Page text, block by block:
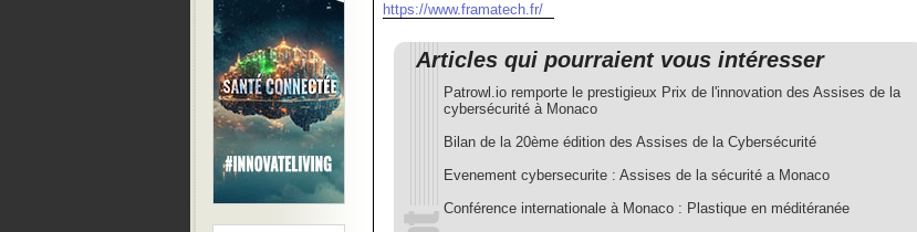
https://www.framatech.fr/
Articles qui pourraient vous intéresser
Patrowl.io remporte le prestigieux Prix de l'innovation des Assises de la
cybersécurité à Monaco
Bilan de la 20ème édition des Assises de la Cybersécurité
Evenement cybersecurite : Assises de la sécurité a Monaco
Conférence internationale à Monaco : Plastique en méditéranée